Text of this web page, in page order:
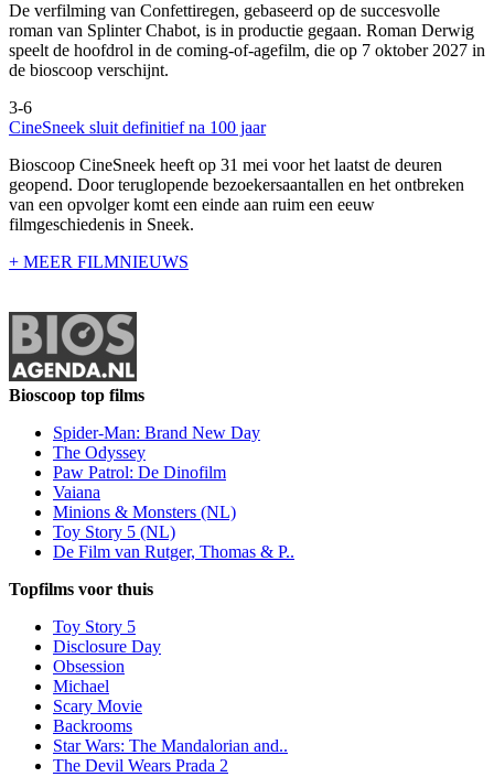
De verfilming van Confettiregen, gebaseerd op de succesvolle
roman van Splinter Chabot, is in productie gegaan. Roman Derwig
speelt de hoofdrol in de coming-of-agefilm, die op 7 oktober 2027 in
de bioscoop verschijnt.
3-6
CineSneek sluit definitief na 100 jaar
Bioscoop CineSneek heeft op 31 mei voor het laatst de deuren
geopend. Door teruglopende bezoekersaantallen en het ontbreken
van een opvolger komt een einde aan ruim een eeuw
filmgeschiedenis in Sneek.
+ MEER FILMNIEUWS
Bioscoop top films
Spider-Man: Brand New Day
The Odyssey
Paw Patrol: De Dinofilm
Vaiana
Minions & Monsters (NL)
Toy Story 5 (NL)
De Film van Rutger, Thomas & P..
Topfilms voor thuis
Toy Story 5
Disclosure Day
Obsession
Michael
Scary Movie
Backrooms
Star Wars: The Mandalorian and..
The Devil Wears Prada 2